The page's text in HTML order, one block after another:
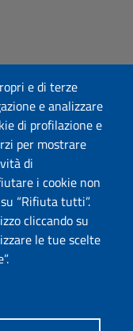
e di terze
e analizzare
di profilazione e
per mostrare
di
i cookie non
“Rifiuta tutti”.
cliccando su
le tue scelte
e Urbanistica
07041 Alghero